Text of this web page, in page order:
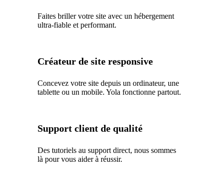
Faites briller votre site avec un hébergement
ultra-fiable et performant.
Créateur de site responsive
Concevez votre site depuis un ordinateur, une
tablette ou un mobile. Yola fonctionne partout.
Support client de qualité
Des tutoriels au support direct, nous sommes
là pour vous aider à réussir.